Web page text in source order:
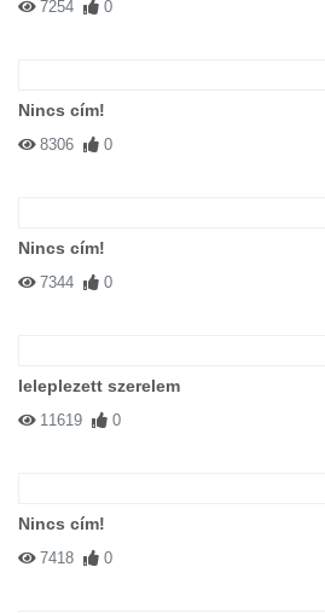
Az anyamat merted a szadra venni!!!
#932 Varró Tibor
7254 0
Nincs cím!
8306 0
Nincs cím!
7344 0
leleplezett szerelem
11619 0
Nincs cím!
7418 0